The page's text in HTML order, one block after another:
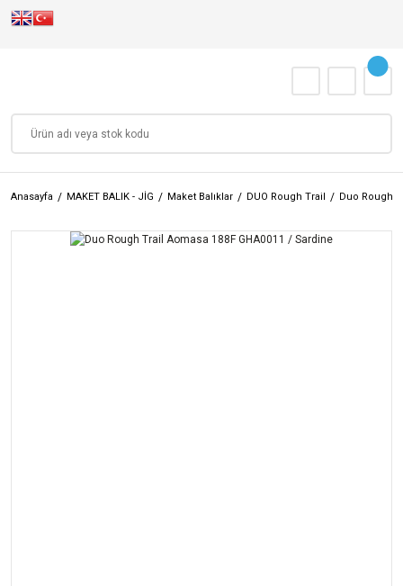
Anasayfa MAKET BALIK - JİG Maket Balıklar DUO Rough Trail Duo Rough